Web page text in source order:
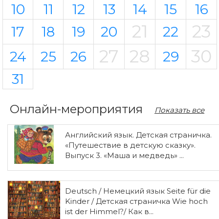
10 11 12 13 14 15
16
17
18 19 20 21 22 23
24 25 26 27 28 29 30
31
Онлайн-мероприятия Показать все
Английский язык. Детская страничка.
«Путешествие в детскую сказку».
Выпуск 3. «Маша и медведь» ...
Deutsch / Немецкий язык Seite für die
Kinder / Детская страничка Wie hoch
ist der Himmel?/ Как в...